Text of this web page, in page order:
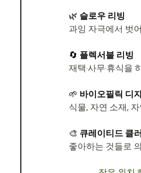
🌿 슬로우 리빙
과잉 자극에서 벗
🔄 플렉서블 리빙
재택·사무·휴식을
🌱 바이오필릭 디
식물, 자연 소재,
🎨 큐레이티드 클
좋아하는 것들로